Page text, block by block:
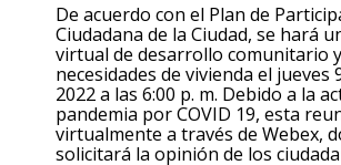
De acuerdo con el Plan de
Ciudadana de la Ciudad, se hará
virtual de desarrollo comunitario y
necesidades de vivienda el jueves
2022 a las 6:00 p. m. Debido a la
pandemia por COVID 19, esta
virtualmente a través de Webex,
solicitará la opinión de los